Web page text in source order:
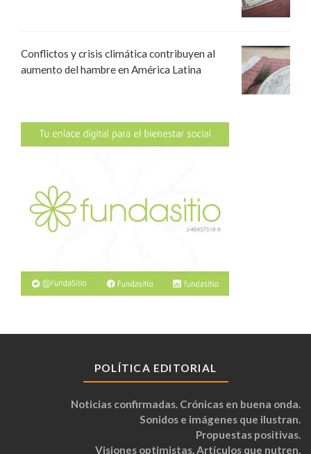
Conflictos y crisis climática contribuyen al
aumento del hambre en América Latina
POLÍTICA EDITORIAL
Noticias confirmadas. Crónicas en buena onda.
Sonidos e imágenes que ilustran.
Propuestas positivas.
Visiones optimistas. Artículos que nutren.